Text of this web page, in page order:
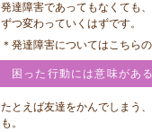
発達障害であってもなくても
ずつ変わっていくはずです。
＊発達障害についてはこちら
困った行動には意味があ
たとえば友達をかんでしまう
も。